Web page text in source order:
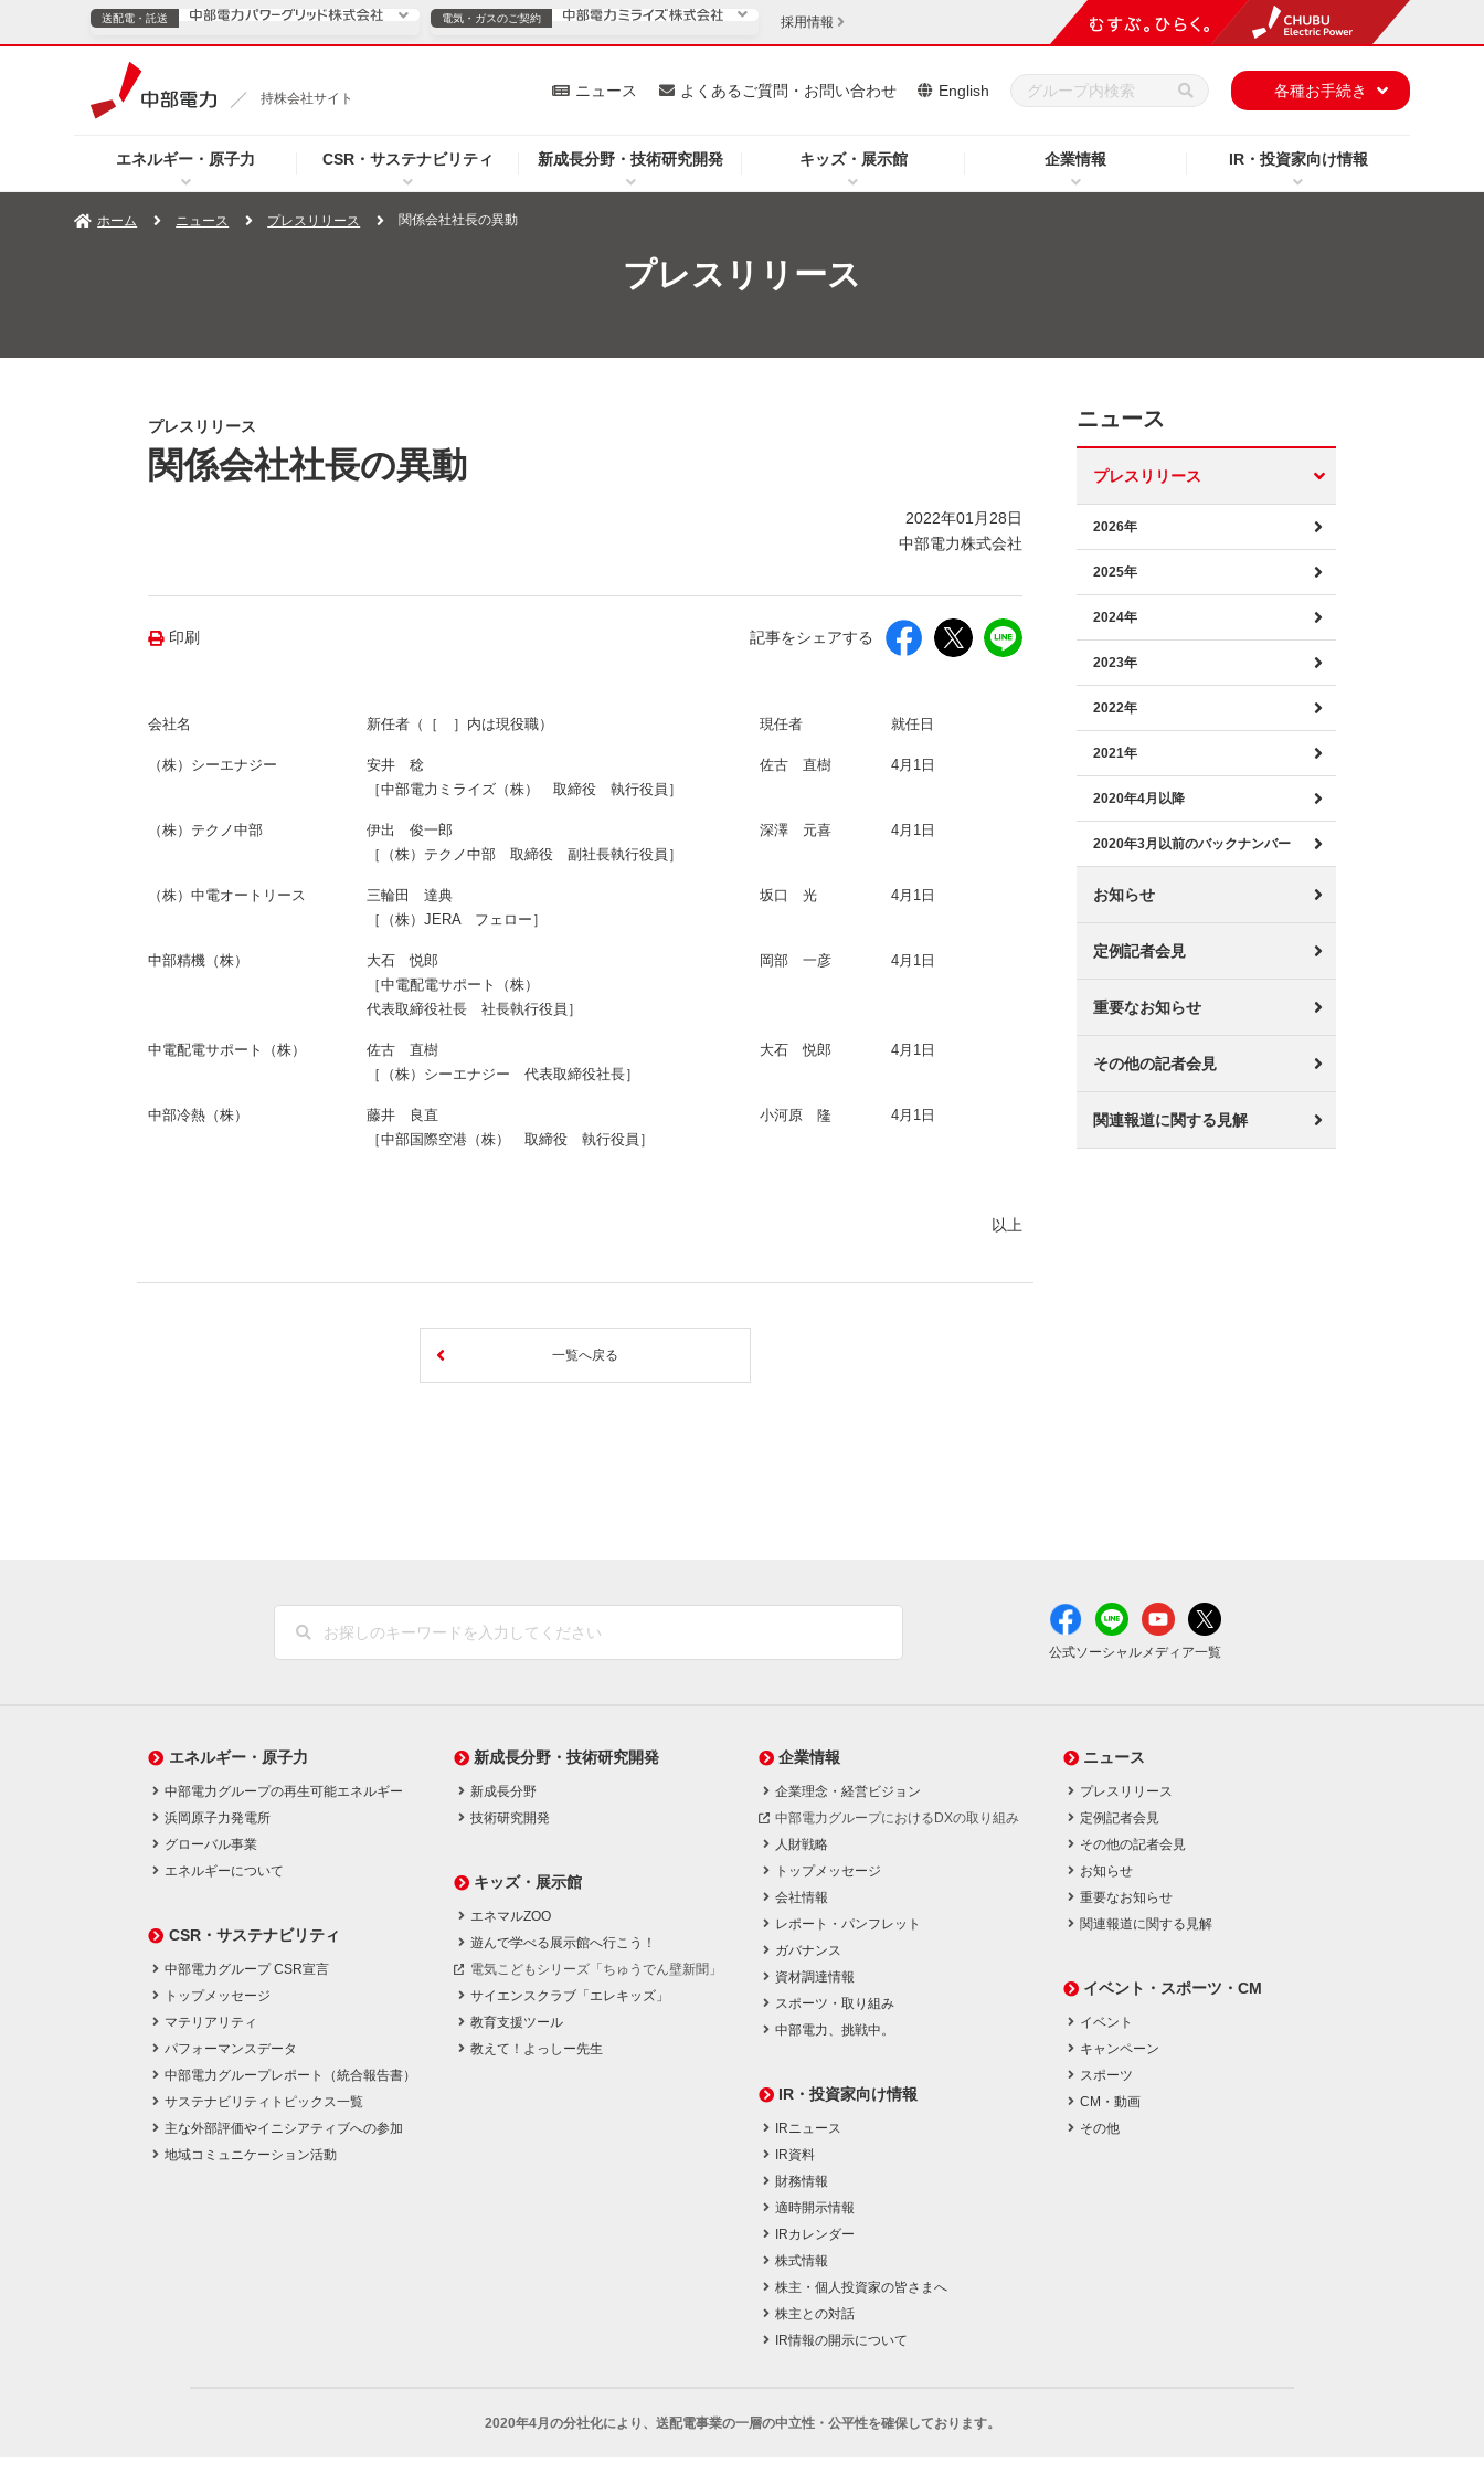
持株会社サイト
エネルギー・原子力 CSR・サステナビリティ 新成長分野・技術研究開発 キッズ・展示館 企業情報 IR・投資家向け情報
ニュース よくあるご質問・お問い合わせ English 各種お手続き
送配電・託送
TOPページへ ご案内 安定供給
企業情報
電気・ガスのご契約
電気・ガスのご契約
TOPページへ 個人のお客さま 法人のお客さま
採用情報
ホーム ニュース プレスリリース 関係会社社長の異動
プレスリリース
プレスリリース
関係会社社長の異動
2022年01月28日
中部電力株式会社
印刷 記事をシェアする
会社名 新任者（［ ］内は現役職） 現任者 就任日
（株）シーエナジー
安井 稔
［中部電力ミライズ（株） 取締役 執行役員］
佐古 直樹 4月1日
（株）テクノ中部
伊出 俊一郎
［（株）テクノ中部 取締役 副社長執行役員］
深澤 元喜 4月1日
（株）中電オートリース
三輪田 達典
［（株）JERA フェロー］
坂口 光 4月1日
中部精機（株）
大石 悦郎
［中電配電サポート（株）
代表取締役社長 社長執行役員］
岡部 一彦 4月1日
中電配電サポート（株）
佐古 直樹
［（株）シーエナジー 代表取締役社長］
大石 悦郎 4月1日
中部冷熱（株）
藤井 良直
［中部国際空港（株） 取締役 執行役員］
小河原 隆 4月1日
以上
一覧へ戻る
ニュース
プレスリリース
2026年
2025年
2024年
2023年
2022年
2021年
2020年4月以降
2020年3月以前のバックナンバー
お知らせ
定例記者会見
重要なお知らせ
その他の記者会見
関連報道に関する見解
公式ソーシャルメディア一覧
エネルギー・原子力
中部電力グループの再生可能エネルギー
浜岡原子力発電所
グローバル事業
エネルギーについて
CSR・サステナビリティ
中部電力グループ CSR宣言
トップメッセージ
マテリアリティ
パフォーマンスデータ
中部電力グループレポート（統合報告書）
サステナビリティトピックス一覧
主な外部評価やイニシアティブへの参加
地域コミュニケーション活動
新成長分野・技術研究開発
新成長分野
技術研究開発
キッズ・展示館
エネマルZOO
遊んで学べる展示館へ行こう！
電気こどもシリーズ「ちゅうでん壁新聞」
サイエンスクラブ「エレキッズ」
教育支援ツール
教えて！よっしー先生
企業情報
企業理念・経営ビジョン
中部電力グループにおけるDXの取り組み
人財戦略
トップメッセージ
会社情報
レポート・パンフレット
ガバナンス
資材調達情報
スポーツ・取り組み
中部電力、挑戦中。
IR・投資家向け情報
IRニュース
IR資料
財務情報
適時開示情報
IRカレンダー
株式情報
株主・個人投資家の皆さまへ
株主との対話
IR情報の開示について
ニュース
プレスリリース
定例記者会見
その他の記者会見
お知らせ
重要なお知らせ
関連報道に関する見解
イベント・スポーツ・CM
イベント
キャンペーン
スポーツ
CM・動画
その他
2020年4月の分社化により、 送配電事業の一層の中立性・公平性を確保しております。